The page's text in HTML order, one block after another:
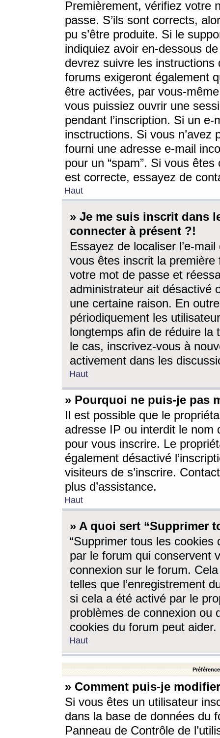
Premièrement, vérifiez votre
passe. S’ils sont corrects,
pu s’être produite. Si le
indiquiez avoir en-dessous
devrez suivre les
forums exigeront également
être activées, par vous-
vous puissiez ouvrir une
pendant l’inscription. Si un
insctructions. Si vous n’avez
fourni une adresse e-mail
pour un “spam”. Si vous
est correcte, essayez de
Haut
» Je me suis inscrit dans
connecter à présent ?!
Essayez de localiser l’e-
vous êtes inscrit la première
votre mot de passe et
administrateur ait désactivé
une certaine raison. En
périodiquement les
longtemps afin de réduire la
le cas, inscrivez-vous à
activement dans les
Haut
» Pourquoi ne puis-je pas
Il est possible que le
adresse IP ou interdit le nom
pour vous inscrire. Le
également désactivé
visiteurs de s’inscrire.
plus d’assistance.
Haut
» A quoi sert “Supprimer
“Supprimer tous les cookies
par le forum qui conservent
connexion sur le forum.
telles que l’enregistrement
si cela a été activé par le
problèmes de connexion ou
cookies du forum peut aider.
Haut
» Comment puis-je
Si vous êtes un utilisateur
dans la base de données du
Panneau de Contrôle de